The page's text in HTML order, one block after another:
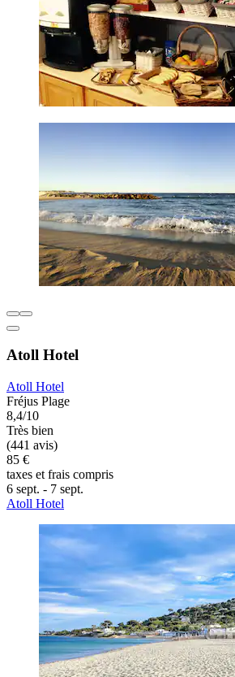
Atoll Hotel
Atoll Hotel
Fréjus Plage
8,4/10
Très bien
(441 avis)
85 €
taxes et frais compris
6 sept. - 7 sept.
Atoll Hotel